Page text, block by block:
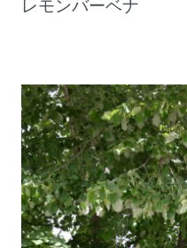
レモンバーベナ